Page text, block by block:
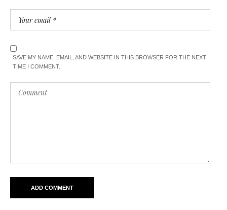
SAVE MY NAME, EMAIL, AND WEBSITE IN THIS BROWSER FOR THE NEXT
TIME I COMMENT.